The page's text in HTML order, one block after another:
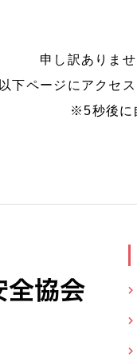
申し訳ありま
以下ページにアクセ
※5秒後に